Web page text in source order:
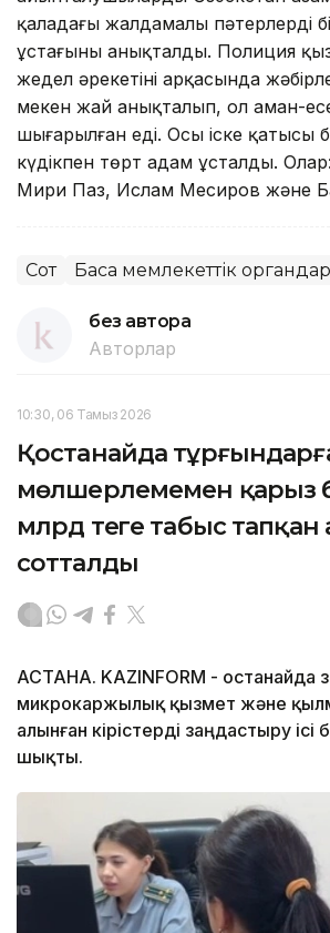
қаладағы жалдамалы пәтерлердің
ұстағыны анықталды. Полиция
жедел әрекетінің арқасында
мекен жай анықталып, ол аман-
шығарылған еді. Осы іске қатысы
күдікпен төрт адам ұсталды.
Мири Паз, Ислам Месиров және
Сот Басқа мемлекеттік органдар
без автора
Авторлар
10:30, 06 Тамыз 2026
Қостанайда
мөлшерлемемен қарыз
млрд теңге табыс тапқан
сотталды
АСТАНА. KAZINFORM - Қостанайда
микрокаржылық қызмет және
алынған кірістерді заңдастыру
шықты.